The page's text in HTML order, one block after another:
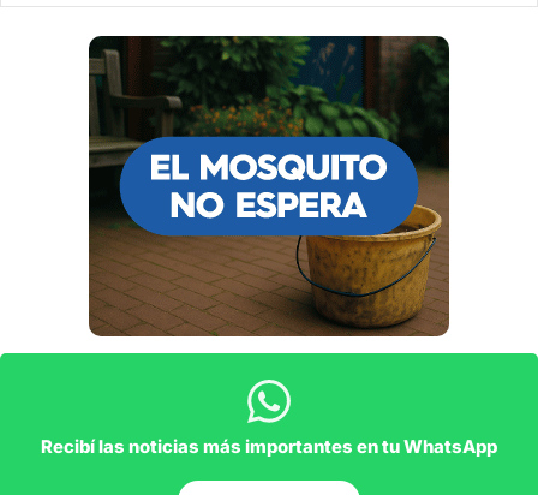
Recibí las noticias más importantes en tu WhatsApp